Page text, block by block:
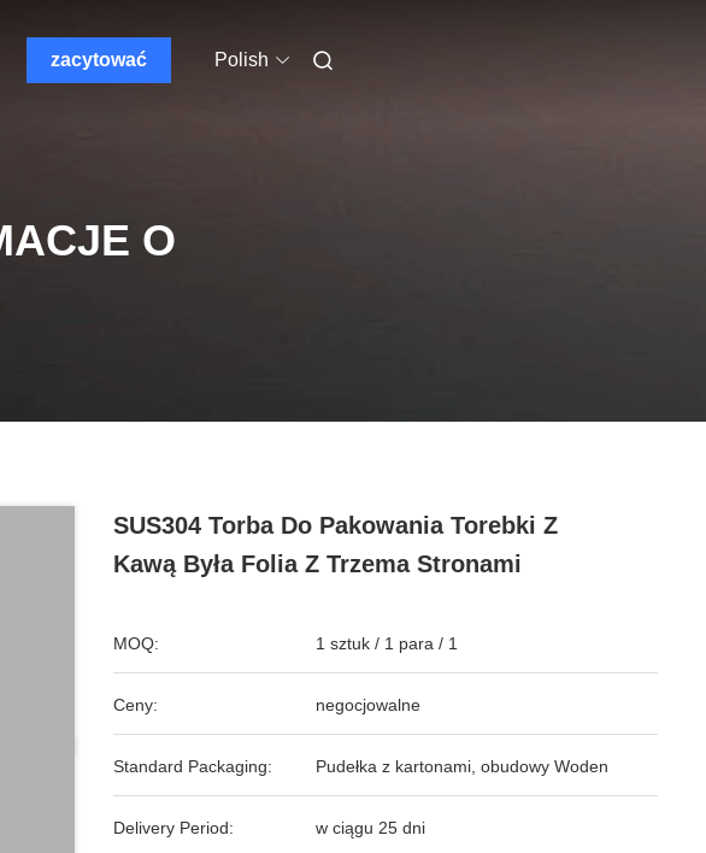
zacytować Polish
O
SUS304 Torba Do Pakowania Torebki Z
Kawą Była Folia Z Trzema Stronami
MOQ: 1 sztuk / 1 para / 1
Ceny: negocjowalne
Standard Packaging: Pudełka z kartonami, obudowy Woden
Delivery Period: w ciągu 25 dni